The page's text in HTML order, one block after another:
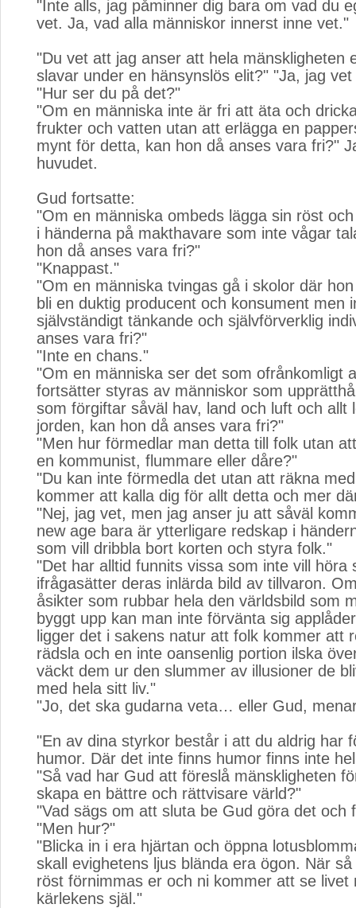
"Inte alls, jag påminner dig bara om vad du
vet. Ja, vad alla människor innerst inne vet."
"Du vet att jag anser att hela mänskligheten
slavar under en hänsynslös elit?" "Ja, jag
"Hur ser du på det?"
"Om en människa inte är fri att äta och
frukter och vatten utan att erlägga en
mynt för detta, kan hon då anses vara fri?"
huvudet.
Gud fortsatte:
"Om en människa ombeds lägga sin röst
i händerna på makthavare som inte vågar
hon då anses vara fri?"
"Knappast."
"Om en människa tvingas gå i skolor där
bli en duktig producent och konsument men
självständigt tänkande och självförverklig
anses vara fri?"
"Inte en chans."
"Om en människa ser det som ofrånkomligt
fortsätter styras av människor som
som förgiftar såväl hav, land och luft och allt
jorden, kan hon då anses vara fri?"
"Men hur förmedlar man detta till folk utan
en kommunist, flummare eller dåre?"
"Du kan inte förmedla det utan att räkna
kommer att kalla dig för allt detta och mer
"Nej, jag vet, men jag anser ju att såväl
new age bara är ytterligare redskap i
som vill dribbla bort korten och styra folk."
"Det har alltid funnits vissa som inte vill höra
ifrågasätter deras inlärda bild av tillvaron.
åsikter som rubbar hela den världsbild som
byggt upp kan man inte förvänta sig
ligger det i sakens natur att folk kommer att
rädsla och en inte oansenlig portion ilska
väckt dem ur den slummer av illusioner de
med hela sitt liv."
"Jo, det ska gudarna veta… eller Gud,
"En av dina styrkor består i att du aldrig har
humor. Där det inte finns humor finns inte
"Så vad har Gud att föreslå mänskligheten
skapa en bättre och rättvisare värld?"
"Vad sägs om att sluta be Gud göra det och
"Men hur?"
"Blicka in i era hjärtan och öppna
skall evighetens ljus blända era ögon. När
röst förnimmas er och ni kommer att se livet
kärlekens själ."